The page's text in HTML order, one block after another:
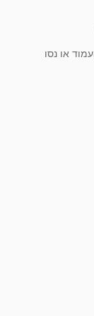
או נסו